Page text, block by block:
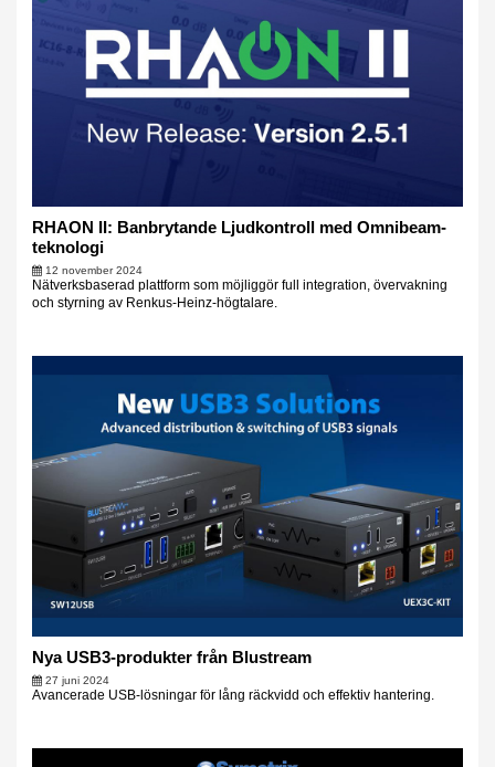
RHAON II: Banbrytande Ljudkontroll med Omnibeam-
teknologi
12 november 2024
Nätverksbaserad plattform som möjliggör full integration, övervakning
och styrning av Renkus-Heinz-högtalare.
Nya USB3-produkter från Blustream
27 juni 2024
Avancerade USB-lösningar för lång räckvidd och effektiv hantering.